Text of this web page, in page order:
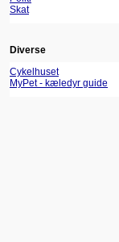
Skat
Diverse
Cykelhuset
MyPet - kæledyr guide